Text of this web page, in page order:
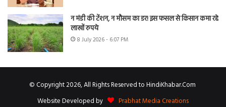
न मंडी की टेंशन, न मौसम का डर! इस फसल से किसान कमा रहे
लाखों रुपये
8 July 2026 - 6:07 PM
© Copyright 2026, All Rights Reserved to HindiKhabar.Com
Website Developed by
Prabhat Media Creations